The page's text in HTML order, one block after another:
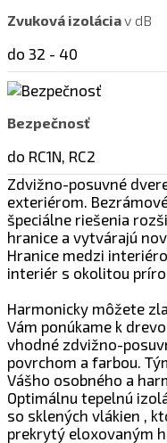
Zvuková izoláciav dB
do 32 - 40
Bezpečnosť
do RC1N, RC2
Zdvižno-posuvné
exteriérom.
špeciálne riešenia
hranice a vytvárajú
Hranice medzi
interiér s okolitou
Harmonicky môžete
Vám ponúkame k
vhodné zdvižno-
povrchom a farbou.
Vášho osobného a
Optimálnu tepelnú
so sklených vlákien ,
prekrytý eloxovaným